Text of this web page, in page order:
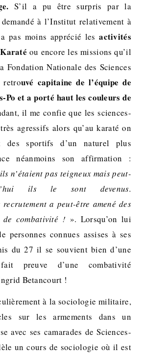
S’il a pu être surpris par la
à l’Institut relativement à
pas moins apprécié lesactivités
Karatéou encore les missions qu’il
Fondation Nationale des Sciences
retrouvé capitaine de l’équipe de
Po et a porté haut les couleurs de
il me confie que les sciences-
agressifs alors qu’au karaté on
des sportifs d’un naturel plus
néanmoins son affirmation :
n’étaient pas teigneux mais peut-
ils le sont devenus.
recrutement a peut-être amené des
combativité ! ». Lorsqu’on lui
personnes connues assises à ses
du 27 il se souvient bien d’une
preuve d’une combativité
Betancourt !
à la sociologie militaire,
sur les armements dans un
avec ses camarades de Sciences-
un cours de sociologie où il est